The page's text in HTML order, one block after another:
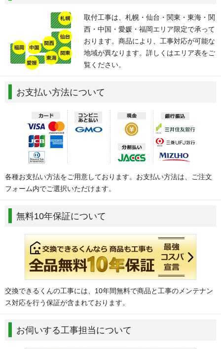
取付工事は、札幌・仙台・関東・東海・関
西・中国・愛媛・福岡エリア限定で承って
おります。商品により、工事対応が可能な
地域が異なります。詳しくはエリア表をご
覧ください。
お支払い方法について
各種お支払い方法をご用意しております。お支払い方法は、ご注文
フォーム内でご選択いただけます。
無料10年保証について
交換できるくんの工事には、10年間無料で商品と工事のメンテナン
ス対応を行う保証が含まれております。
お伺いする工事担当について